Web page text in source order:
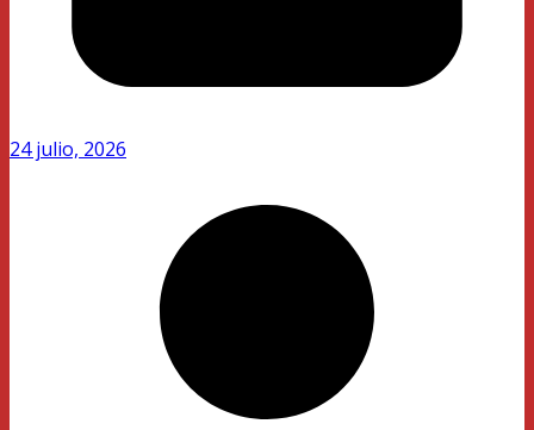
24 julio, 2026